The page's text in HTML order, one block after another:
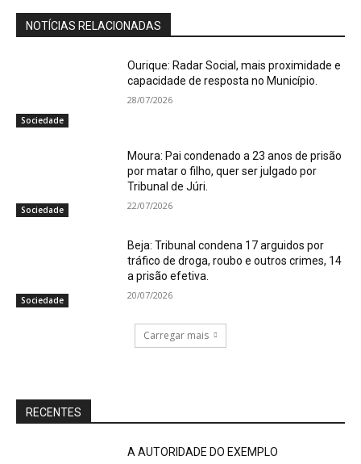
NOTÍCIAS RELACIONADAS
Sociedade
Ourique: Radar Social, mais proximidade e
capacidade de resposta no Município.
28/07/2026
Sociedade
Moura: Pai condenado a 23 anos de prisão
por matar o filho, quer ser julgado por
Tribunal de Júri.
22/07/2026
Sociedade
Beja: Tribunal condena 17 arguidos por
tráfico de droga, roubo e outros crimes, 14
a prisão efetiva.
20/07/2026
Carregar mais
RECENTES
A AUTORIDADE DO EXEMPLO